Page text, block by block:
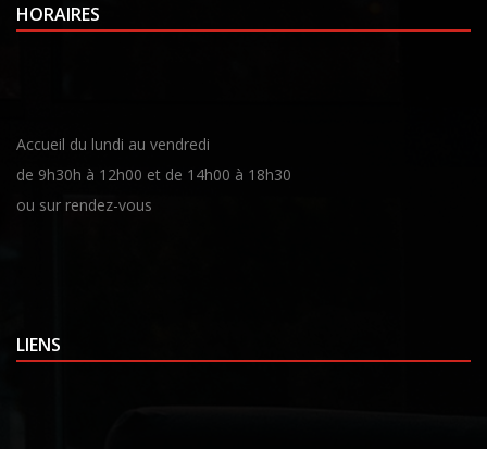
HORAIRES
Accueil du lundi au vendredi
de 9h30h à 12h00 et de 14h00 à 18h30
ou sur rendez-vous
LIENS